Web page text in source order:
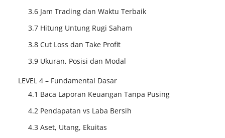
3.6 Jam Trading dan Waktu Terbaik
3.7 Hitung Untung Rugi Saham
3.8 Cut Loss dan Take Profit
3.9 Ukuran, Posisi dan Modal
LEVEL 4 – Fundamental Dasar
4.1 Baca Laporan Keuangan Tanpa Pusing
4.2 Pendapatan vs Laba Bersih
4.3 Aset, Utang, Ekuitas